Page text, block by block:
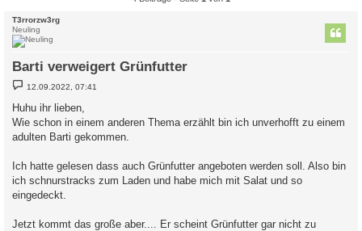
T3rrorzw3rg
Neuling
Barti verweigert Grünfutter
B
e
t
r
g
12.09.2022, 07:41
Huhu ihr lieben,
Wie schon in einem anderen Thema erzählt bin ich unverhofft zu einem
adulten Barti gekommen.
Ich hatte gelesen dass auch Grünfutter angeboten werden soll. Also bin
ich schnurstracks zum Laden und habe mich mit Salat und so
eingedeckt.
Jetzt kommt das große aber.... Er scheint Grünfutter gar nicht zu